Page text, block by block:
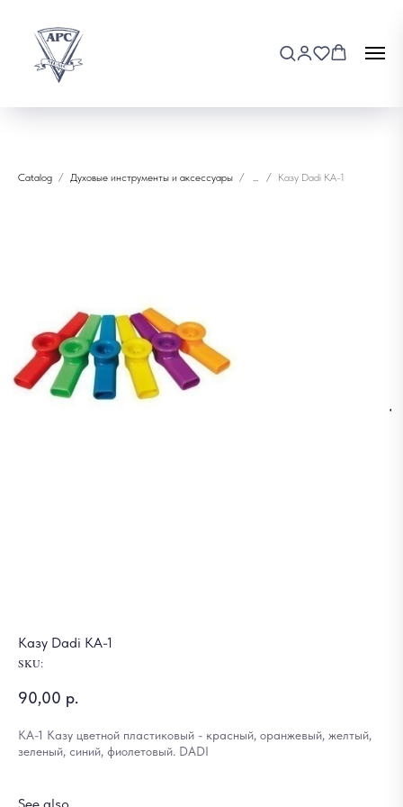
Catalog Духовые инструменты и аксессуары ... Казу Dadi KA-1
Казу Dadi KA-1
SKU:
90,00 р.
KA-1 Казу цветной пластиковый - красный, оранжевый, желтый,
зеленый, синий, фиолетовый. DADI